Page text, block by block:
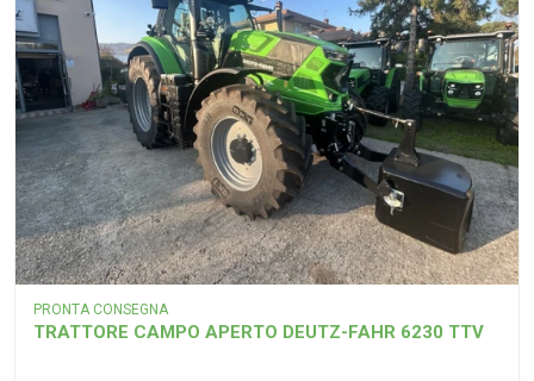
PRONTA CONSEGNA
TRATTORE CAMPO APERTO DEUTZ-FAHR 6230 TTV